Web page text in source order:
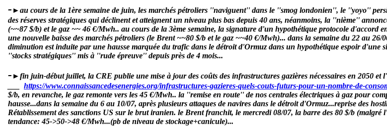
- ►au cours de la 1ère semaine de juin, les marchés pétroliers ''naviguent'' dans le ''smog londonien'', le ''yoyo''
des réserves stratégiques qui déclinent et atteignent un niveau plus bas depuis 40 ans, néanmoins, la ''nième''
(~~87 $/b) et le gaz ~~ 46 €/Mwh.. au cours de la 3ème semaine, la signature d'un hypothétique protocole
une nouvelle baisse des marchés pétroliers (le Brent ~~80 $/b et le gaz ~~40 €/Mwh)... dans la semaine du 22 au
diminution est induite par une hausse marquée du trafic dans le détroit d'Ormuz dans un hypothétique espoir
''stocks stratégiques'' mis à ''rude épreuve'' depuis près de 4 mois...
- ►fin juin-début juillet, la CRE publie une mise à jour des coûts des infrastructures gazières nécessaires en 2050
https://www.connaissancedesenergies.org/infrastructures-gazieres-quels-couts-futurs-pour-un-nombre-de-
$/b, en revanche, le gaz remonte vers les 45 €/Mwh.. la ''remise en route'' de nos centrales électriques à gaz pour
hausse...dans la semaine du 6 au 10/07, après plusieurs attaques de navires dans le détroit d'Ormuz...reprise des
Rétablissement des sanctions US sur le brut iranien. le Brent franchit, le mercredi 08/07, la barre des 80 $/b
tendance: 45->50->48 €/Mwh...(pb de niveau de stockage+canicule)...